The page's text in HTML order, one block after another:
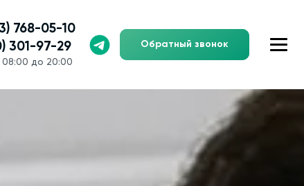
768-05-10
301-97-29
08:00 до 20:00
Обратный звонок